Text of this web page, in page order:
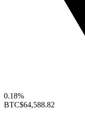
0.18%
BTC$64,588.82